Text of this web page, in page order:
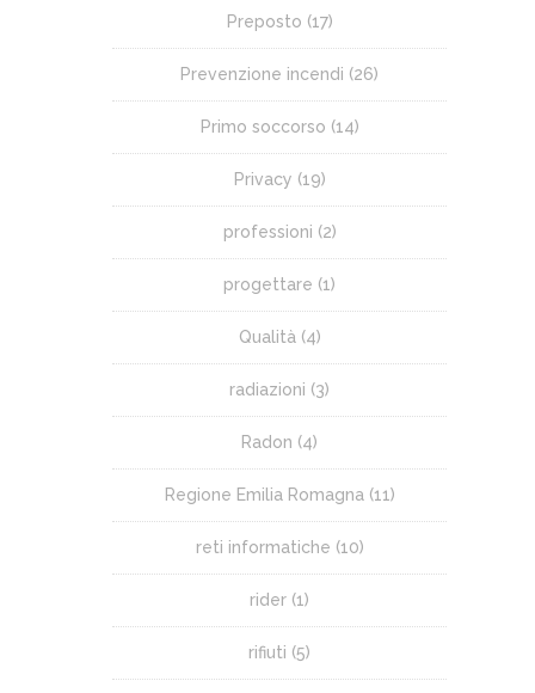
Preposto (17)
Prevenzione incendi (26)
Primo soccorso (14)
Privacy (19)
professioni (2)
progettare (1)
Qualità (4)
radiazioni (3)
Radon (4)
Regione Emilia Romagna (11)
reti informatiche (10)
rider (1)
rifiuti (5)